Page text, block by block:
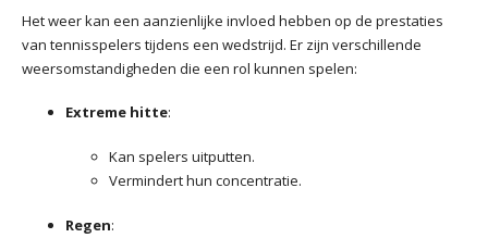
Het weer kan een aanzienlijke invloed hebben op de prestaties
van tennisspelers tijdens een wedstrijd. Er zijn verschillende
weersomstandigheden die een rol kunnen spelen:
Extreme hitte:
Kan spelers uitputten.
Vermindert hun concentratie.
Regen: